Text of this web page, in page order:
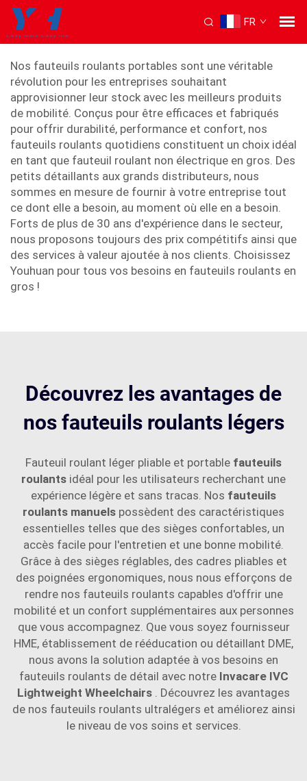
FR
fauteuils roulants légers
Nos fauteuils roulants portables sont une véritable
révolution pour les entreprises souhaitant
approvisionner leur stock avec les meilleurs produits
de mobilité. Conçus pour être efficaces et fabriqués
pour offrir durabilité, performance et confort, nos
fauteuils roulants quotidiens constituent un choix idéal
en tant que fauteuil roulant non électrique en gros. Des
petits détaillants aux grands distributeurs, nous
sommes en mesure de fournir à votre entreprise tout
ce dont elle a besoin, au moment où elle en a besoin.
Forts de plus de 30 ans d'expérience dans le secteur,
nous proposons toujours des prix compétitifs ainsi que
des services à valeur ajoutée à nos clients. Choisissez
Youhuan pour tous vos besoins en fauteuils roulants en
gros !
Découvrez les avantages de
nos fauteuils roulants légers
Fauteuil roulant léger pliable et portable fauteuils
roulants idéal pour les utilisateurs recherchant une
expérience légère et sans tracas. Nos fauteuils
roulants manuels possèdent des caractéristiques
essentielles telles que des sièges confortables, un
accès facile pour l'entretien et une bonne mobilité.
Grâce à des sièges réglables, des cadres pliables et
des poignées ergonomiques, nous nous efforçons de
rendre nos fauteuils roulants capables d'offrir une
mobilité et un confort supplémentaires aux personnes
que vous accompagnez. Que vous soyez fournisseur
HME, établissement de rééducation ou détaillant DME,
nous avons la solution adaptée à vos besoins en
fauteuils roulants de détail avec notre Invacare IVC
Lightweight Wheelchairs . Découvrez les avantages
de nos fauteuils roulants ultralégers et améliorez ainsi
le niveau de vos soins et services.